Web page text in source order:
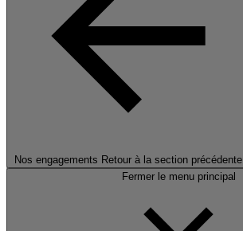
Nos engagements Retour à la section précédente
Fermer le menu principal